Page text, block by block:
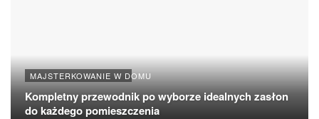
MAJSTERKOWANIE W DOMU
Kompletny przewodnik po wyborze idealnych zasłon
do każdego pomieszczenia